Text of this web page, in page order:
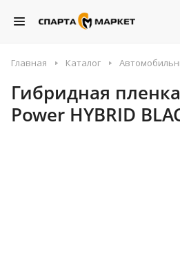
Главная Каталог
Гибридная
Power HYBRID